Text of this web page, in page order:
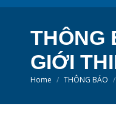
THÔNG
GIỚI
You are here:
Home THÔNG BÁO